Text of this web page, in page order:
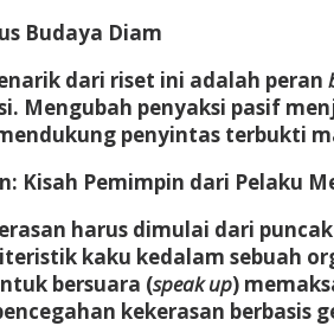
Budaya Diam
dari riset ini adalah peran
Mengubah penyaksi pasif
penyintas terbukti
Kisah Pemimpin dari Pelaku
harus dimulai dari
kaku kedalam sebuah
bersuara (speak up)
kekerasan berbasis